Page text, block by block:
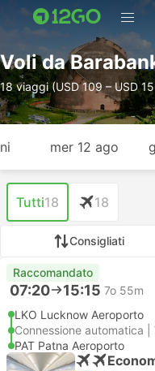
Voli da
18 viaggi (USD 109 – USD
mer 12 ago
Tutti18 18
Consigliati
Raccomandato
07:20 15:15 7o 55m
LKO Lucknow Aeroporto
Connessione automatica |
PAT Patna Aeroporto